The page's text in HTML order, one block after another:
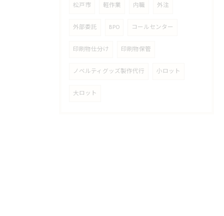
松戸市 軽作業 内職 外注
外部委託 BPO コールセンター
印刷物仕分け 印刷物保管
ノベルティグッズ製作代行 小ロット
大ロット